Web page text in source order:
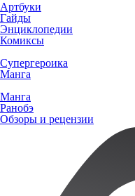
Артбуки
Гайды
Энциклопедии
Комиксы
Супергероика
Манга
Манга
Ранобэ
Обзоры и рецензии